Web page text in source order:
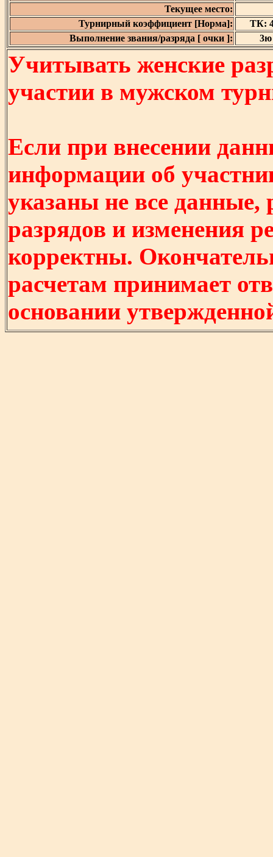
Текущее место:
Турнирный коэффициент [Норма]:
ТК:
Выполнение звания/разряда [ очки ]:
3ю
Учитывать женские
участии в мужском
Если при внесении
информации об
указаны не все
разрядов и изменения
корректны.
расчетам принимает
основании